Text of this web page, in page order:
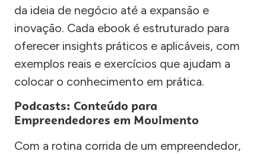
da ideia de negócio até a expansão e
inovação. Cada ebook é estruturado para
oferecer insights práticos e aplicáveis, com
exemplos reais e exercícios que ajudam a
colocar o conhecimento em prática.
Podcasts: Conteúdo para
Empreendedores em Movimento
Com a rotina corrida de um empreendedor,